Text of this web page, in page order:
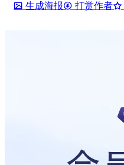
生成海报
打赏作者